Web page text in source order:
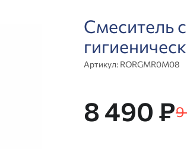
Смеситель
Артикул: RORGMR0M08
8 490 ₽